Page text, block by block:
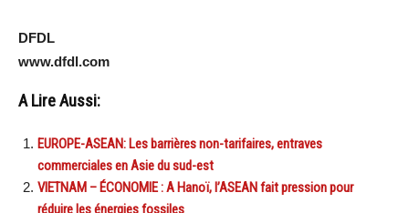
DFDL
www.dfdl.com
A Lire Aussi:
EUROPE-ASEAN: Les barrières non-tarifaires, entraves
commerciales en Asie du sud-est
VIETNAM – ÉCONOMIE : A Hanoï, l’ASEAN fait pression pour
réduire les énergies fossiles